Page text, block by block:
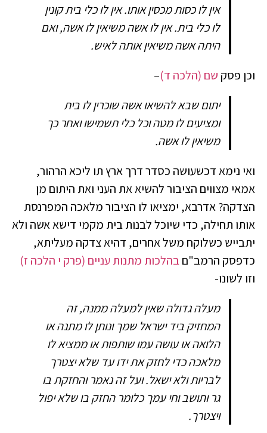
אין לו כסות מכסין אותו. אין לו כלי בית קונין
לו כלי בית. אין לו אשה משיאין לו אשה, ואם
היתה אשה משיאין אותה לאיש.
וכן פסק שם (הלכה ד)–
יתום שבא להשיאו אשה שוכרין לו בית
ומציעים לו מטה וכל כלי תשמישו ואחר כך
משיאין לו אשה.
ואי נימא דכשעושה כסדר דרך ארץ תו ליכא הרהור,
אמאי מצווים הציבור להשיא את העני ואת היתום מן
הצדקה? אדרבא, ימציאו לו הציבור מלאכה המפרנסת
אותו תחילה, כדי שיוכל לבנות בית מקמי דישא אשה ולא
יתבייש כשלוקח משל אחרים, דהיא צדקה מעליתא,
כדפסק הרמב"םבהלכות מתנות עניים (פרק י הלכה ז)
וזו לשונו-
מעלה גדולה שאין למעלה ממנה, זה
המחזיק ביד ישראל שמך ונותן לו מתנה או
הלואה או עושה עמו שותפות או ממציא לו
מלאכה כדי לחזק את ידו עד שלא יצטרך
לבריות ולא ישאל. ועל זה נאמר והחזקת בו
גר ותושב וחי עמך כלומר החזק בו שלא יפול
ויצטרך.